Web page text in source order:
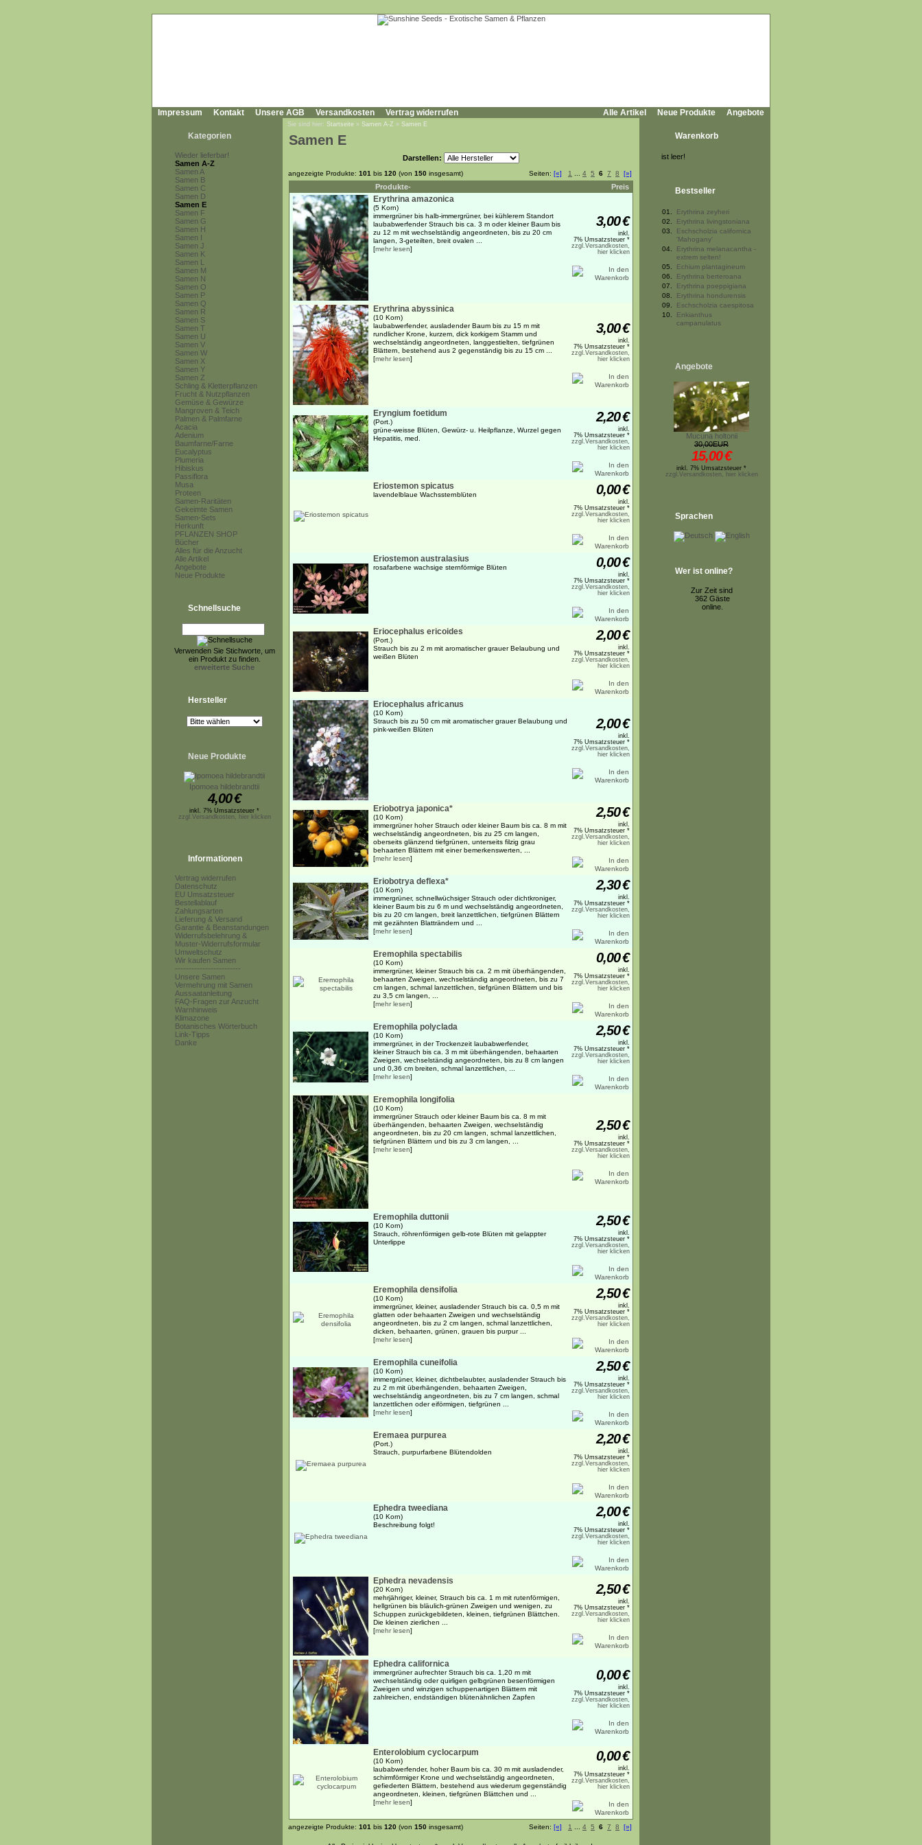
Impressum Kontakt Unsere AGB Versandkosten Vertrag widerrufen Alle Artikel Neue Produkte Angebote
Kategorien
Wieder lieferbar!
Samen A-Z
Samen A
Samen B
Samen C
Samen D
Samen E
Samen F
Samen G
Samen H
Samen I
Samen J
Samen K
Samen L
Samen M
Samen N
Samen O
Samen P
Samen Q
Samen R
Samen S
Samen T
Samen U
Samen V
Samen W
Samen X
Samen Y
Samen Z
Schling & Kletterpflanzen
Frucht & Nutzpflanzen
Gemüse & Gewürze
Mangroven & Teich
Palmen & Palmfarne
Acacia
Adenium
Baumfarne/Farne
Eucalyptus
Plumeria
Hibiskus
Passiflora
Musa
Proteen
Samen-Raritäten
Gekeimte Samen
Samen-Sets
Herkunft
PFLANZEN SHOP
Bücher
Alles für die Anzucht
Alle Artikel
Angebote
Neue Produkte
Schnellsuche
Verwenden Sie Stichworte, um
ein Produkt zu finden.
erweiterte Suche
Hersteller
Neue Produkte
Ipomoea hildebrandtii
4,00€
inkl. 7% Umsatzsteuer *
zzgl.Versandkosten, hier klicken
Informationen
Vertrag widerrufen
Datenschutz
EU Umsatzsteuer
Bestellablauf
Zahlungsarten
Lieferung & Versand
Garantie & Beanstandungen
Widerrufsbelehrung &
Muster-Widerrufsformular
Umweltschutz
Wir kaufen Samen
------------------------
Unsere Samen
Vermehrung mit Samen
Aussaatanleitung
FAQ-Fragen zur Anzucht
Warnhinweis
Klimazone
Botanisches Wörterbuch
Link-Tipps
Danke
Sie sind hier: Startseite » Samen A-Z » Samen E
Samen E
Darstellen:
angezeigte Produkte: 101 bis 120 (von 150 insgesamt) Seiten: [«] 1 4 5 6 7 8 [»]
Produkte- Preis
Erythrina amazonica
(5 Korn)
immergrüner bis halb-immergrüner, bei kühlerem Standort
laubabwerfender Strauch bis ca. 3 m oder kleiner Baum bis
zu 12 m mit wechselständig angeordneten, bis zu 20 cm
langen, 3-geteilten, breit ovalen ...
[mehr lesen]
3,00€
inkl.
7% Umsatzsteuer *
zzgl.Versandkosten,
hier klicken
Erythrina abyssinica
(10 Korn)
laubabwerfender, ausladender Baum bis zu 15 m mit
rundlicher Krone, kurzem, dick korkigem Stamm und
wechselständig angeordneten, langgestielten, tiefgrünen
Blättern, bestehend aus 2 gegenständig bis zu 15 cm ...
[mehr lesen]
3,00€
inkl.
7% Umsatzsteuer *
zzgl.Versandkosten,
hier klicken
Eryngium foetidum
(Port.)
grüne-weisse Blüten, Gewürz- u. Heilpflanze, Wurzel gegen
Hepatitis, med.
2,20€
inkl.
7% Umsatzsteuer *
zzgl.Versandkosten,
hier klicken
Eriostemon spicatus
lavendelblaue Wachssternblüten 0,00€
inkl.
7% Umsatzsteuer *
zzgl.Versandkosten,
hier klicken
Eriostemon australasius
rosafarbene wachsige sternförmige Blüten 0,00€
inkl.
7% Umsatzsteuer *
zzgl.Versandkosten,
hier klicken
Eriocephalus ericoides
(Port.)
Strauch bis zu 2 m mit aromatischer grauer Belaubung und
weißen Blüten
2,00€
inkl.
7% Umsatzsteuer *
zzgl.Versandkosten,
hier klicken
Eriocephalus africanus
(10 Korn)
Strauch bis zu 50 cm mit aromatischer grauer Belaubung und
pink-weißen Blüten
2,00€
inkl.
7% Umsatzsteuer *
zzgl.Versandkosten,
hier klicken
Eriobotrya japonica*
(10 Korn)
immergrüner hoher Strauch oder kleiner Baum bis ca. 8 m mit
wechselständig angeordneten, bis zu 25 cm langen,
oberseits glänzend tiefgrünen, unterseits filzig grau
behaarten Blättern mit einer bemerkenswerten, ...
[mehr lesen]
2,50€
inkl.
7% Umsatzsteuer *
zzgl.Versandkosten,
hier klicken
Eriobotrya deflexa*
(10 Korn)
immergrüner, schnellwüchsiger Strauch oder dichtkroniger,
kleiner Baum bis zu 6 m und wechselständig angeordneten,
bis zu 20 cm langen, breit lanzettlichen, tiefgrünen Blättern
mit gezähnten Blatträndern und ...
[mehr lesen]
2,30€
inkl.
7% Umsatzsteuer *
zzgl.Versandkosten,
hier klicken
Eremophila spectabilis
(10 Korn)
immergrüner, kleiner Strauch bis ca. 2 m mit überhängenden,
behaarten Zweigen, wechselständig angeordneten, bis zu 7
cm langen, schmal lanzettlichen, tiefgrünen Blättern und bis
zu 3,5 cm langen, ...
[mehr lesen]
0,00€
inkl.
7% Umsatzsteuer *
zzgl.Versandkosten,
hier klicken
Eremophila polyclada
(10 Korn)
immergrüner, in der Trockenzeit laubabwerfender,
kleiner Strauch bis ca. 3 m mit überhängenden, behaarten
Zweigen, wechselständig angeordneten, bis zu 8 cm langen
und 0,36 cm breiten, schmal lanzettlichen, ...
[mehr lesen]
2,50€
inkl.
7% Umsatzsteuer *
zzgl.Versandkosten,
hier klicken
Eremophila longifolia
(10 Korn)
immergrüner Strauch oder kleiner Baum bis ca. 8 m mit
überhängenden, behaarten Zweigen, wechselständig
angeordneten, bis zu 20 cm langen, schmal lanzettlichen,
tiefgrünen Blättern und bis zu 3 cm langen, ...
[mehr lesen]
2,50€
inkl.
7% Umsatzsteuer *
zzgl.Versandkosten,
hier klicken
Eremophila duttonii
(10 Korn)
Strauch, röhrenförmigen gelb-rote Blüten mit gelappter
Unterlippe
2,50€
inkl.
7% Umsatzsteuer *
zzgl.Versandkosten,
hier klicken
Eremophila densifolia
(10 Korn)
immergrüner, kleiner, ausladender Strauch bis ca. 0,5 m mit
glatten oder behaarten Zweigen und wechselständig
angeordneten, bis zu 2 cm langen, schmal lanzettlichen,
dicken, behaarten, grünen, grauen bis purpur ...
[mehr lesen]
2,50€
inkl.
7% Umsatzsteuer *
zzgl.Versandkosten,
hier klicken
Eremophila cuneifolia
(10 Korn)
immergrüner, kleiner, dichtbelaubter, ausladender Strauch bis
zu 2 m mit überhängenden, behaarten Zweigen,
wechselständig angeordneten, bis zu 7 cm langen, schmal
lanzettlichen oder eiförmigen, tiefgrünen ...
[mehr lesen]
2,50€
inkl.
7% Umsatzsteuer *
zzgl.Versandkosten,
hier klicken
Eremaea purpurea
(Port.)
Strauch, purpurfarbene Blütendolden
2,20€
inkl.
7% Umsatzsteuer *
zzgl.Versandkosten,
hier klicken
Ephedra tweediana
(10 Korn)
Beschreibung folgt!
2,00€
inkl.
7% Umsatzsteuer *
zzgl.Versandkosten,
hier klicken
Ephedra nevadensis
(20 Korn)
mehrjähriger, kleiner, Strauch bis ca. 1 m mit rutenförmigen,
hellgrünen bis bläulich-grünen Zweigen und wenigen, zu
Schuppen zurückgebildeten, kleinen, tiefgrünen Blättchen.
Die kleinen zierlichen ...
[mehr lesen]
2,50€
inkl.
7% Umsatzsteuer *
zzgl.Versandkosten,
hier klicken
Ephedra californica
immergrüner aufrechter Strauch bis ca. 1,20 m mit
wechselständig oder quirligen gelbgrünen besenförmigen
Zweigen und winzigen schuppenartigen Blättern mit
zahlreichen, endständigen blütenähnlichen Zapfen
0,00€
inkl.
7% Umsatzsteuer *
zzgl.Versandkosten,
hier klicken
Enterolobium cyclocarpum
(10 Korn)
laubabwerfender, hoher Baum bis ca. 30 m mit ausladender,
schirmförmiger Krone und wechselständig angeordneten,
gefiederten Blättern, bestehend aus wiederum gegenständig
angeordneten, kleinen, tiefgrünen Blättchen und ...
[mehr lesen]
0,00€
inkl.
7% Umsatzsteuer *
zzgl.Versandkosten,
hier klicken
angezeigte Produkte: 101 bis 120 (von 150 insgesamt) Seiten: [«] 1 4 5 6 7 8 [»]
Warenkorb
ist leer!
Bestseller
01.
Erythrina zeyheri
02.
Erythrina livingstoniana
03.
Eschscholzia californica
'Mahogany'
04.
Erythrina melanacantha -
extrem selten!
05.
Echium plantagineum
06.
Erythrina berteroana
07.
Erythrina poeppigiana
08.
Erythrina hondurensis
09.
Eschscholzia caespitosa
10.
Enkianthus
campanulatus
Angebote
Mucuna holtonii
30,00EUR
15,00€
inkl. 7% Umsatzsteuer *
zzgl.Versandkosten, hier klicken
Sprachen
Wer ist online?
Zur Zeit sind
362 Gäste
online.